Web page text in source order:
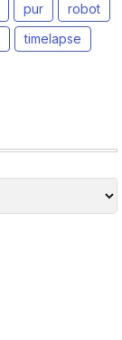
pur
robot
timelapse